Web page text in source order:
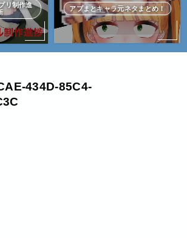
リ制作進
アプまとキャラ元ネタまとめ！
434D-85C4-